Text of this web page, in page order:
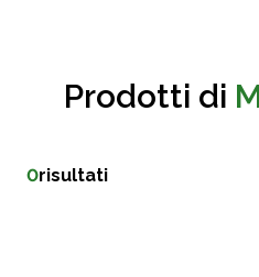
Prodotti di
0risultati